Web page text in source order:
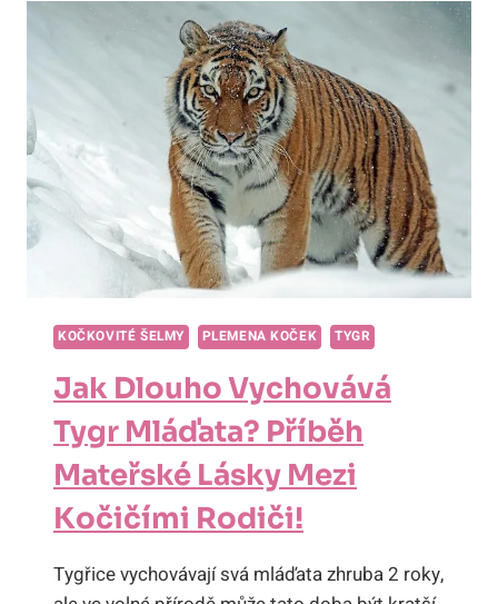
V
ŘÍŠI
NEJSILNĚJŠÍCH
ŠELEM!
KOČKOVITÉ ŠELMY PLEMENA KOČEK TYGR
Jak Dlouho Vychovává
Tygr Mláďata? Příběh
Mateřské Lásky Mezi
Kočičími Rodiči!
Tygřice vychovávají svá mláďata zhruba 2 roky,